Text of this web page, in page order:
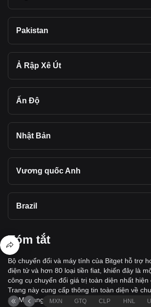
Pakistan
Ả Rập Xê Út
Ấn Độ
Nhật Bản
Vương quốc Anh
Brazil
Tóm tắt
Bộ chuyển đổi và máy tính của Bitget hỗ trợ
điện tử và hơn 80 loại tiền fiat, khiến đây là
công cụ chuyển đổi giá trị toàn diện nhất hiện
Trang này cung cấp thông tin toàn diện về
(XLM) sang Rupee Ấn Độ (INR), giúp bạn
MXN GTQ CLP HNL